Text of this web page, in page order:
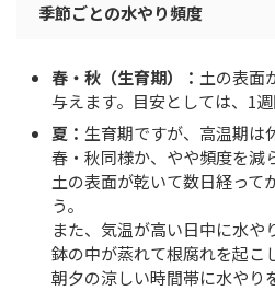
季節ごとの水やり頻度
春・秋（生育期）： 土の表面
与えます。目安としては、1週
夏： 生育期ですが、高温期は
春・秋同様か、やや頻度を減
土の表面が乾いて数日経って
う。
また、気温が高い日中に水や
鉢の中が蒸れて根腐れを起こ
朝夕の涼しい時間帯に水やり